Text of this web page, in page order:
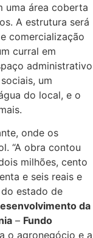
uma área coberta
A estrutura será
comercialização
curral em
administrativo
um
do local, e o
onde os
“A obra contou
milhões, cento
e seis reais e
estado de
da
– Fundo
o agronegócio e a